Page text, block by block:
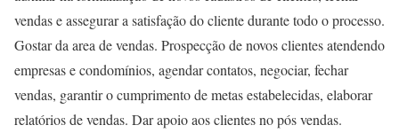
vendas e assegurar a satisfação do cliente durante todo o processo.
Gostar da area de vendas. Prospecção de novos clientes atendendo
empresas e condomínios, agendar contatos, negociar, fechar
vendas, garantir o cumprimento de metas estabelecidas, elaborar
relatórios de vendas. Dar apoio aos clientes no pós vendas.